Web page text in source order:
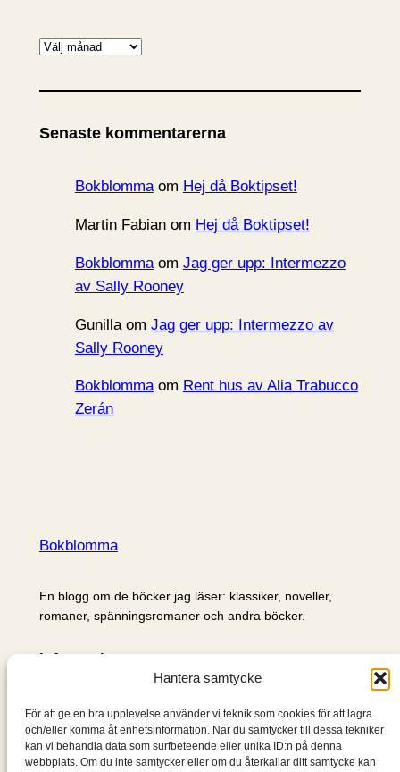
Hantera samtycke
För att ge en bra upplevelse använder vi teknik som cookies för att lagra
och/eller komma åt enhetsinformation. När du samtycker till dessa tekniker
kan vi behandla data som surfbeteende eller unika ID:n på denna
webbplats. Om du inte samtycker eller om du återkallar ditt samtycke kan
A
k
v
Senaste kommentarerna
Bokblommaom Hej då Boktipset!
Martin Fabianom Hej då Boktipset!
Bokblommaom Jag ger upp: Intermezzo
av Sally Rooney
Gunillaom Jag ger upp: Intermezzo av
Sally Rooney
Bokblommaom Rent hus av Alia Trabucco
Zerán
Bokblomma
En blogg om de böcker jag läser: klassiker, noveller,
romaner, spänningsromaner och andra böcker.
Information
Om mig & om bloggen
S
ö